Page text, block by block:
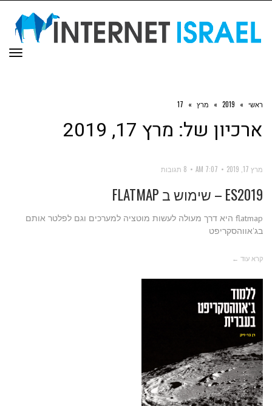
ראשי »
2019
» מרץ »
17
ארכיון של: מרץ 17, 2019
מרץ 17, 2019 7:07 AM 8 תגובות
ES2019 – שימוש ב FLATMAP
flatmap היא דרך מעולה לעשות מוטציה למערכים וגם לפלטר אותם
בג'אווהסקריפט
קרא עוד ←